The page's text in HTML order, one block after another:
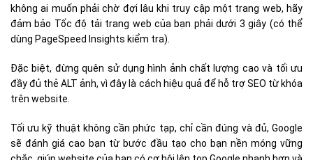
không ai muốn phải chờ đợi lâu khi truy cập một trang web, hãy
đảm bảo Tốc độ tải trang web của bạn phải dưới 3 giây (có thể
dùng PageSpeed Insights kiểm tra).
Đặc biệt, đừng quên sử dụng hình ảnh chất lượng cao và tối ưu
đầy đủ thẻ ALT ảnh, vì đây là cách hiệu quả để hỗ trợ SEO từ khóa
trên website.
Tối ưu kỹ thuật không cần phức tạp, chỉ cần đúng và đủ, Google
sẽ đánh giá cao bạn từ bước đầu tạo cho bạn nền móng vững